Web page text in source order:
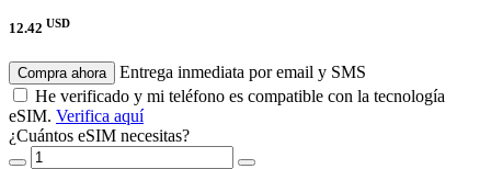
12.42 USD
Compra ahora
Entrega inmediata por email y SMS
He verificado y mi teléfono es compatible con la tecnología
eSIM. Verifica aquí
¿Cuántos eSIM necesitas?